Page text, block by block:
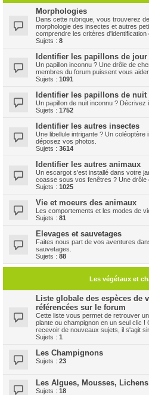
Morphologies
Dans cette rubrique, vous trouverez
morphologie des insectes et autres
comprendre les critères d'identification
Sujets : 8
Identifier les papillons de jour
Un papillon inconnu ? Une drôle de
membres du forum puissent vous aider
Sujets : 1091
Identifier les papillons de nuit
Un papillon de nuit inconnu ?
Sujets : 1752
Identifier les autres insectes
Une libellule intrigante ? Un
déposez vos photos.
Sujets : 3614
Identifier les autres animaux
Un escargot s'est installé dans votre
coasse sous vos fenêtres ? Une drôle
Sujets : 1025
Vie et moeurs des animaux
Les comportements et les modes de
Sujets : 81
Elevages et sauvetages
Faites nous part de vos aventures
sauvetages.
Sujets : 88
Les végétaux et
Liste globale des espèces de
référencées sur le forum
Cette liste vous permet de retrouver
plante ou champignon en un seul clic
recevoir de nouveaux sujets, il s'agit
Sujets : 1
Les Champignons
Sujets : 23
Les Algues, Mousses,
Sujets : 18